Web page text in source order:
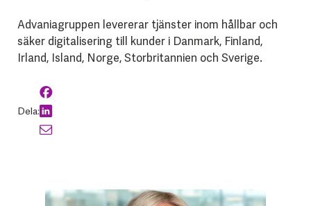
Advaniagruppen levererar tjänster inom hållbar och
säker digitalisering till kunder i Danmark, Finland,
Irland, Island, Norge, Storbritannien och Sverige.
Dela: